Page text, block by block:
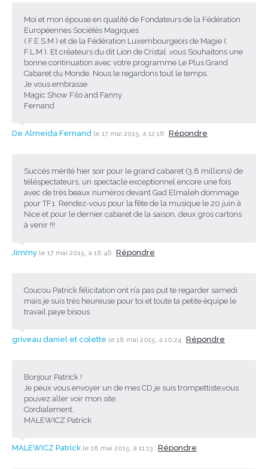
Moi et mon épouse en qualité de Fondateurs de la Fédération
Européennes Sociétés Magiques
( F.E.S.M ) et de la Fédération Luxembourgeois de Magie (
F.L.M ). Et créateurs du dit Lion de Cristal .vous Souhaitons une
bonne continuation avec votre programme Le Plus Grand
Cabaret du Monde. Nous le regardons tout le temps.
Je vous embrasse.
Magic Show Filo and Fanny
Fernand
De Almeida Fernand le 17 mai 2015, à 12:16 Répondre
Succès mérité hier soir pour le grand cabaret (3,8 millions) de
téléspectateurs, un spectacle exceptionnel encore une fois
avec de très beaux numéros devant Gad Elmaleh dommage
pour TF1. Rendez-vous pour la fête de la musique le 20 juin à
Nice et pour le dernier cabaret de la saison, deux gros cartons
à venir !!!
Jimmy le 17 mai 2015, à 18:46 Répondre
Coucou Patrick félicitation ont n’a pas put te regarder samedi
mais je suis très heureuse pour toi et toute ta petite équipe le
travail paye bisous
griveau daniel et colette le 18 mai 2015, à 10:24 Répondre
Bonjour Patrick !
Je peux vous envoyer un de mes CD,je suis trompettiste,vous
pouvez aller voir mon site.
Cordialement.
MALEWICZ Patrick
MALEWICZ Patrick le 18 mai 2015, à 11:13 Répondre